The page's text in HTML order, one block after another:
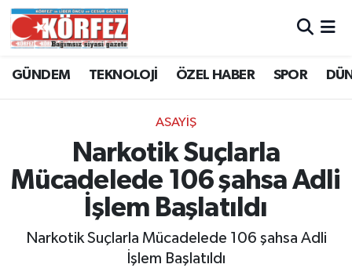
GÜNDEM TEKNOLOJİ ÖZEL HABER SPOR
ASAYİŞ
Narkotik Suçlarla
Mücadelede 106 şahsa Adli
İşlem Başlatıldı
Narkotik Suçlarla Mücadelede 106 şahsa Adli
İşlem Başlatıldı
Trafik Durumu
Süper Lig Puan Durumu ve Fikstür
Tüm Manşetler
Son Dakika Haberleri